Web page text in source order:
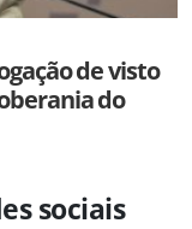
de visto
do
sociais